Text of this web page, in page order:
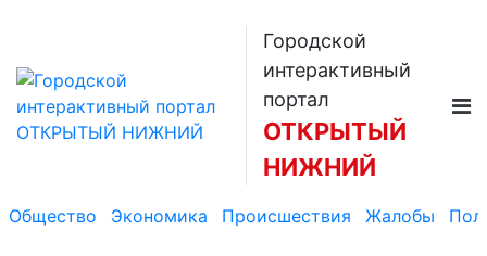
Городской
интерактивный
портал
ОТКРЫТЫЙ
НИЖНИЙ
Общество Экономика Происшествия Жалобы